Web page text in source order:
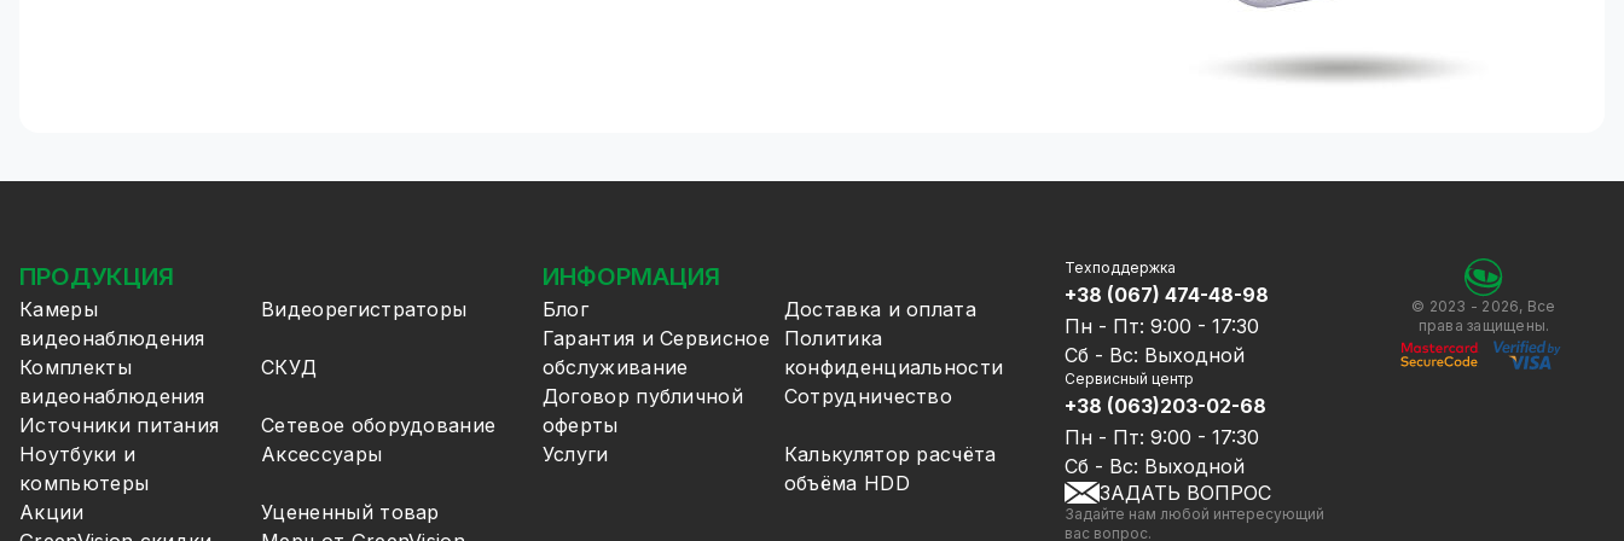
ПРОДУКЦИЯ
Камеры
видеонаблюдения
Видеорегистраторы
Комплекты
видеонаблюдения
СКУД
Источники питания
Сетевое оборудование
Ноутбуки и
компьютеры
Аксессуары
Акции
Уцененный товар
ИНФОРМАЦИЯ
Блог
Доставка и оплата
Гарантия и Сервисное
обслуживание
Политика
конфиденциальности
Договор публичной
оферты
Сотрудничество
Услуги
Калькулятор расчёта
объёма HDD
Техподдержка
+38 (067) 474-48-98
Пн - Пт: 9:00 - 17:30
Сб - Вс: Выходной
Сервисный центр
+38 (063)203-02-68
Пн - Пт: 9:00 - 17:30
Сб - Вс: Выходной
ЗАДАТЬ ВОПРОС
Задайте нам любой интересующий
вас вопрос.
© 2023 - 2026, Все
права защищены.